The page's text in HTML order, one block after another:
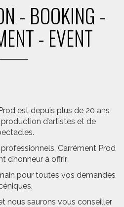
- BOOKING -
- EVENT
est depuis plus de 20 ans
d’artistes et de
Carrément Prod
d’honneur à offrir
pour toutes vos demandes
nous saurons vous conseiller